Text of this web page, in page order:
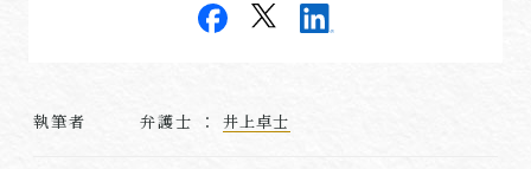
執筆者 弁護士 ： 井上卓士